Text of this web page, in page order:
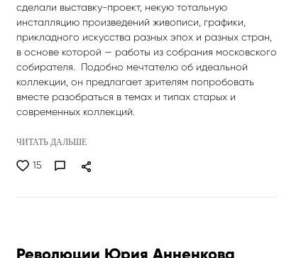
сделали выставку-проект, некую тотальную
инсталляцию произведений живописи, графики,
прикладного искусства разных эпох и разных стран,
в основе которой — работы из собрания московского
собирателя. Подобно мечтателю об идеальной
коллекции, он предлагает зрителям попробовать
вместе разобраться в темах и типах старых и
современных коллекций.
ЧИТАТЬ ДАЛЬШЕ
15
Революции Юрия Анненкова